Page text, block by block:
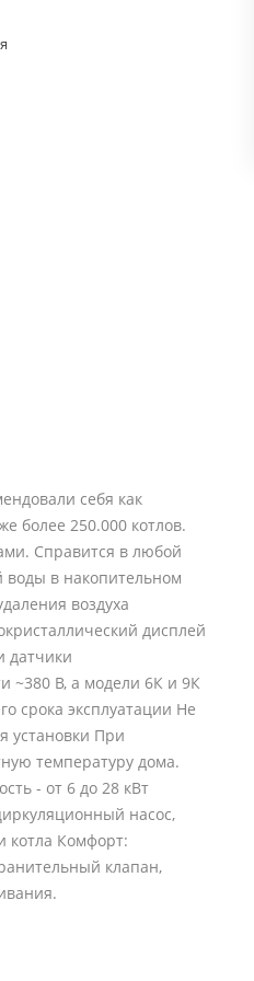
себя как
более 250.000 котлов.
Справится в любой
воды в накопительном
воздуха
дисплей
датчики
~380 В, а модели 6К и 9К
срока эксплуатации Не
установки При
температуру дома.
- от 6 до 28 кВт
насос,
котла Комфорт:
клапан,